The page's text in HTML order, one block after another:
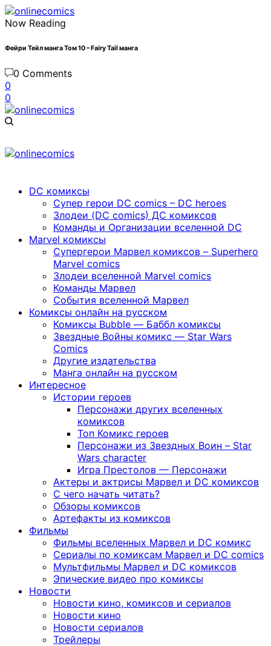
Now Reading
Фейри Тейл манга Том 10 – Fairy Tail манга
0 Comments
0
0
DC комиксы
Cупер герои DC comics – DC heroes
Злодеи (DC comics) ДС комиксов
Команды и Организации вселенной DC
Marvel комиксы
Cупергерои Марвел комиксов – Superhero
Marvel comics
Злодеи вселенной Marvel comics
Команды Марвел
События вселенной Марвел
Комиксы онлайн на русском
Комиксы Bubble — Баббл комиксы
Звездные Войны комикс — Star Wars
Comics
Другие издательства
Манга онлайн на русском
Интересное
Истории героев
Персонажи других вселенных
комиксов
Топ Комикс героев
Персонажи из Звездных Воин – Star
Wars character
Игра Престолов — Персонажи
Актеры и актрисы Марвел и DC комиксов
С чего начать читать?
Обзоры комиксов
Артефакты из комиксов
Фильмы
Фильмы вселенных Марвел и DC комикс
Сериалы по комиксам Марвел и DC comics
Мультфильмы Марвел и DC комиксов
Эпические видео про комиксы
Новости
Новости кино, комиксов и сериалов
Новости кино
Новости сериалов
Трейлеры